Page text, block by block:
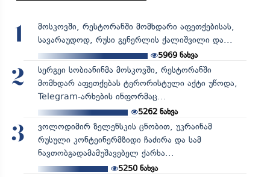
1
მოსკოვში, რესტორანში მომხდარი აფეთქებისას,
სავარაუდოდ, რუსი გენერლის ქალიშვილი და...
5969 ნახვა
2
სერგეი სობიანინმა მოსკოვში, რესტორანში
მომხდარ აფეთქებას ტერორისტული აქტი უწოდა,
Telegram-არხების ინფორმაც...
5262ნახვა
3
ვოლოდიმირ ზელენსკის ცნობით, უკრაინამ
რუსული კონტეინერმზიდი ჩაძირა და სამ
ნავთობგადამამუშავებელ ქარხა...
5250ნახვა